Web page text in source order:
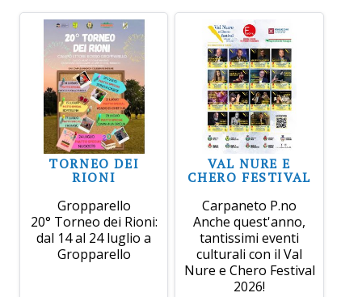
TORNEO DEI
RIONI
Gropparello
20° Torneo dei Rioni:
dal 14 al 24 luglio a
Gropparello
VAL NURE E
CHERO FESTIVAL
Carpaneto P.no
Anche quest'anno,
tantissimi eventi
culturali con il Val
Nure e Chero Festival
2026!